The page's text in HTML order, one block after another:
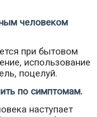
человеком
при бытовом
использование
поцелуй.
по симптомам.
наступает